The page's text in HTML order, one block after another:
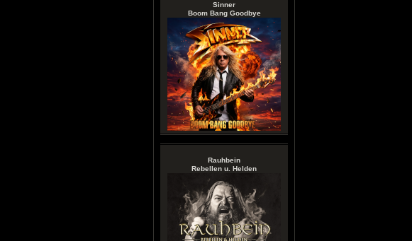
Sinner
Boom Bang Goodbye
Rauhbein
Rebellen u. Helden